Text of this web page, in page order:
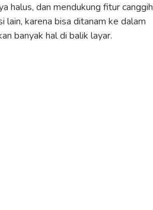
halus, dan mendukung fitur canggih
karena bisa ditanam ke dalam
banyak hal di balik layar.